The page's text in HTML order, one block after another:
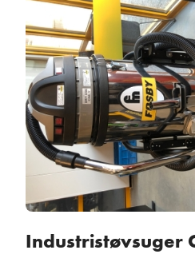
Industristøvsuger